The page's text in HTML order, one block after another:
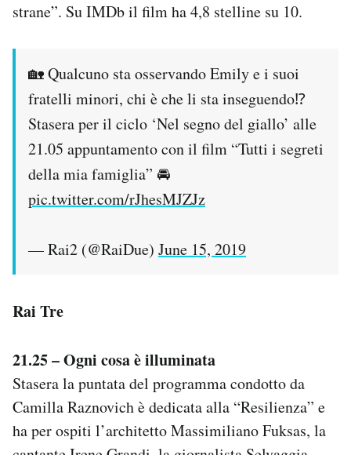
strane”. Su IMDb il film ha 4,8 stelline su 10.
🏡 Qualcuno sta osservando Emily e i suoi
fratelli minori, chi è che li sta inseguendo⁉
Stasera per il ciclo ‘Nel segno del giallo’ alle
21.05 appuntamento con il film “Tutti i segreti
della mia famiglia” 🚘
pic.twitter.com/rJhesMJZJz
— Rai2 (@RaiDue) June 15, 2019
Rai Tre
21.25 – Ogni cosa è illuminata
Stasera la puntata del programma condotto da
Camilla Raznovich è dedicata alla “Resilienza” e
ha per ospiti l’architetto Massimiliano Fuksas, la